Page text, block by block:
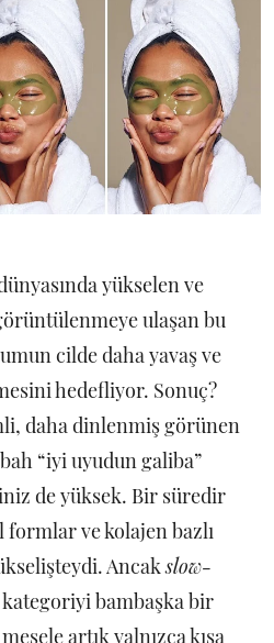
yükselen ve
ulaşan bu
cilde daha yavaş ve
hedefliyor. Sonuç?
daha dinlenmiş görünen
“iyi uyudun galiba”
de yüksek. Bir süredir
ve kolajen bazlı
Ancakslow-
bambaşka bir
artık yalnızca kısa